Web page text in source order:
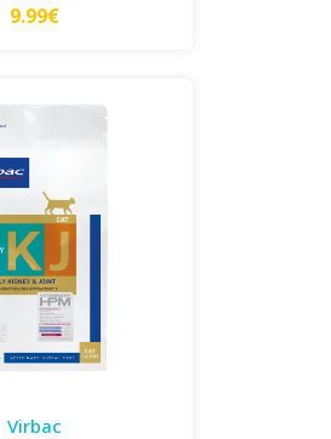
9.99€
Virbac